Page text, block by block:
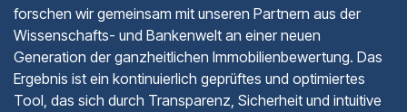
forschen wir gemeinsam mit unseren Partnern aus der
Wissenschafts- und Bankenwelt an einer neuen
Generation der ganzheitlichen Immobilienbewertung. Das
Ergebnis ist ein kontinuierlich geprüftes und optimiertes
Tool, das sich durch Transparenz, Sicherheit und intuitive